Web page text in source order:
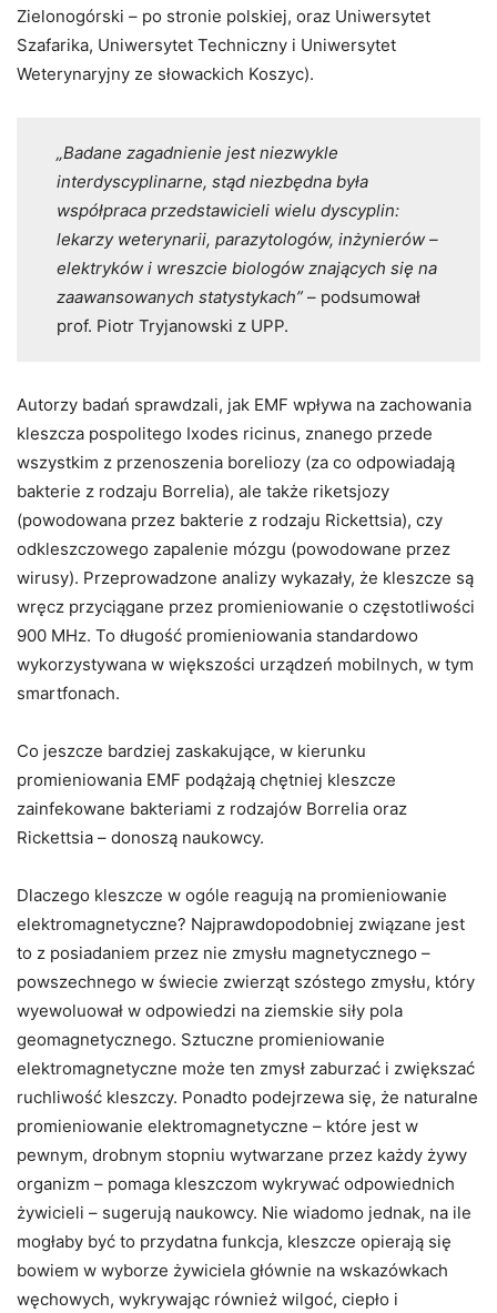
Zielonogórski – po stronie polskiej, oraz Uniwersytet
Szafarika, Uniwersytet Techniczny i Uniwersytet
Weterynaryjny ze słowackich Koszyc).
„Badane zagadnienie jest niezwykle
interdyscyplinarne, stąd niezbędna była
współpraca przedstawicieli wielu dyscyplin:
lekarzy weterynarii, parazytologów, inżynierów –
elektryków i wreszcie biologów znających się na
zaawansowanych statystykach”– podsumował
prof. Piotr Tryjanowski z UPP.
Autorzy badań sprawdzali, jak EMF wpływa na zachowania
kleszcza pospolitego Ixodes ricinus, znanego przede
wszystkim z przenoszenia boreliozy (za co odpowiadają
bakterie z rodzaju Borrelia), ale także riketsjozy
(powodowana przez bakterie z rodzaju Rickettsia), czy
odkleszczowego zapalenie mózgu (powodowane przez
wirusy). Przeprowadzone analizy wykazały, że kleszcze są
wręcz przyciągane przez promieniowanie o częstotliwości
900 MHz. To długość promieniowania standardowo
wykorzystywana w większości urządzeń mobilnych, w tym
smartfonach.
Co jeszcze bardziej zaskakujące, w kierunku
promieniowania EMF podążają chętniej kleszcze
zainfekowane bakteriami z rodzajów Borrelia oraz
Rickettsia – donoszą naukowcy.
Dlaczego kleszcze w ogóle reagują na promieniowanie
elektromagnetyczne? Najprawdopodobniej związane jest
to z posiadaniem przez nie zmysłu magnetycznego –
powszechnego w świecie zwierząt szóstego zmysłu, który
wyewoluował w odpowiedzi na ziemskie siły pola
geomagnetycznego. Sztuczne promieniowanie
elektromagnetyczne może ten zmysł zaburzać i zwiększać
ruchliwość kleszczy. Ponadto podejrzewa się, że naturalne
promieniowanie elektromagnetyczne – które jest w
pewnym, drobnym stopniu wytwarzane przez każdy żywy
organizm – pomaga kleszczom wykrywać odpowiednich
żywicieli – sugerują naukowcy. Nie wiadomo jednak, na ile
mogłaby być to przydatna funkcja, kleszcze opierają się
bowiem w wyborze żywiciela głównie na wskazówkach
węchowych, wykrywając również wilgoć, ciepło i